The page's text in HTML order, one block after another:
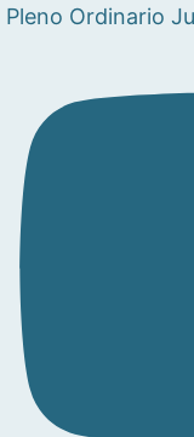
Pleno Ordinario